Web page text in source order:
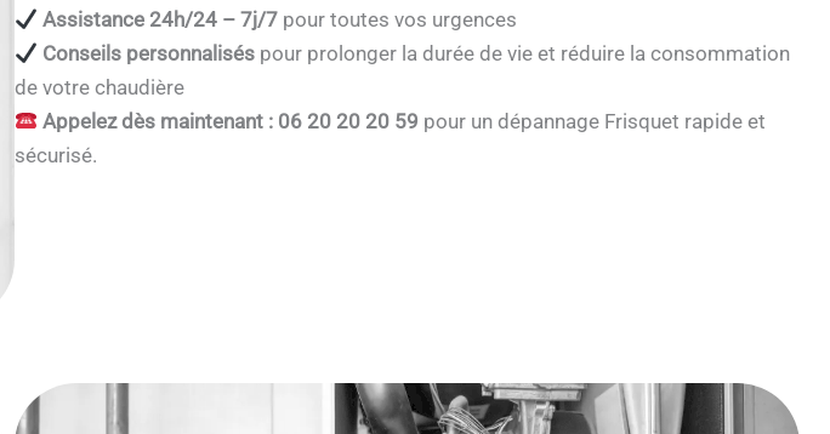
Assistance 24h/24 – 7j/7 pour toutes vos urgences
Conseils personnalisés pour prolonger la durée de vie et réduire la consommation
de votre chaudière
Appelez dès maintenant : 06 20 20 20 59 pour un dépannage Frisquet rapide et
sécurisé.